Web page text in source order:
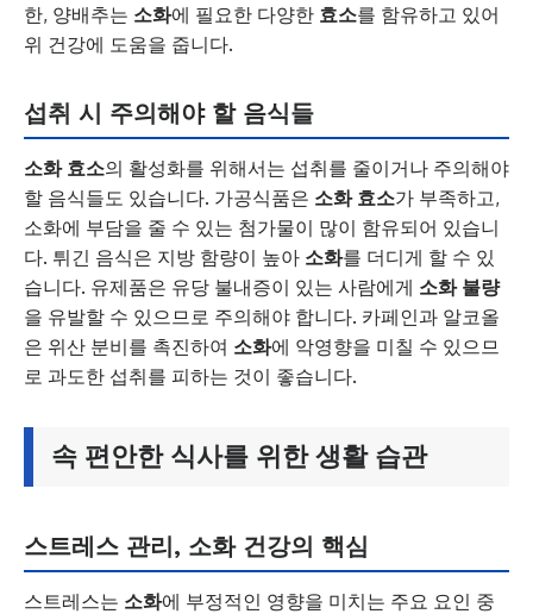
한, 양배추는 소화에 필요한 다양한 효소를 함유하고 있어
위 건강에 도움을 줍니다.
섭취 시 주의해야 할 음식들
소화 효소의 활성화를 위해서는 섭취를 줄이거나 주의해야
할 음식들도 있습니다. 가공식품은 소화 효소가 부족하고,
소화에 부담을 줄 수 있는 첨가물이 많이 함유되어 있습니
다. 튀긴 음식은 지방 함량이 높아 소화를 더디게 할 수 있
습니다. 유제품은 유당 불내증이 있는 사람에게 소화 불량
을 유발할 수 있으므로 주의해야 합니다. 카페인과 알코올
은 위산 분비를 촉진하여 소화에 악영향을 미칠 수 있으므
로 과도한 섭취를 피하는 것이 좋습니다.
속 편안한 식사를 위한 생활 습관
스트레스 관리, 소화 건강의 핵심
스트레스는 소화에 부정적인 영향을 미치는 주요 요인 중